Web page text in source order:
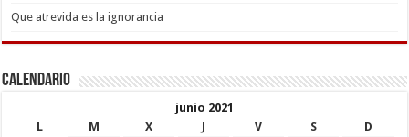
Que atrevida es la ignorancia
Calendario
junio 2021
L
M X J V S
D